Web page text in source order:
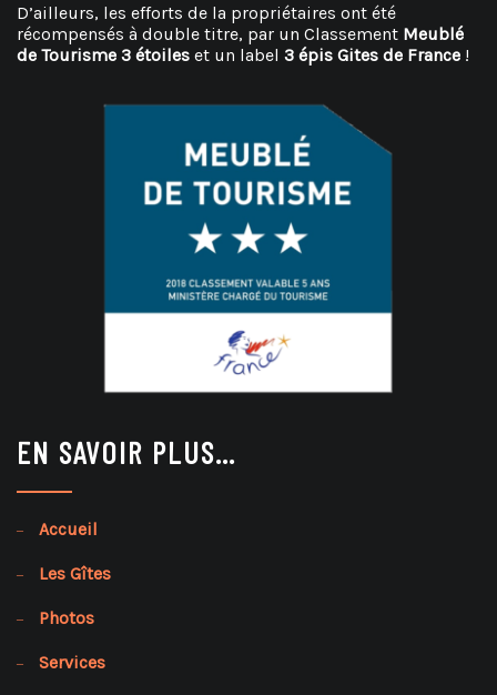
D’ailleurs, les efforts de la propriétaires ont été
récompensés à double titre, par un Classement Meublé
de Tourisme 3 étoiles et un label 3 épis Gites de France !
EN SAVOIR PLUS…
Accueil
Les Gîtes
Photos
Services